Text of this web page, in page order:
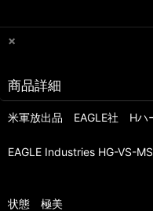
×
商品詳細
米軍放出品 EAGLE社 Hハ
EAGLE Industries HG-VS-
状態 極美